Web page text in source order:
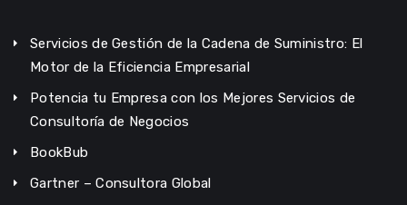
Servicios de Gestión de la Cadena de Suministro: El
Motor de la Eficiencia Empresarial
Potencia tu Empresa con los Mejores Servicios de
Consultoría de Negocios
BookBub
Gartner – Consultora Global